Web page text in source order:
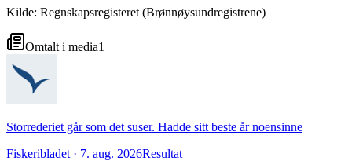
Kilde: Regnskapsregisteret (Brønnøysundregistrene)
Omtalt i media1
Storrederiet går som det suser. Hadde sitt beste år noensinne
Fiskeribladet · 7. aug. 2026Resultat